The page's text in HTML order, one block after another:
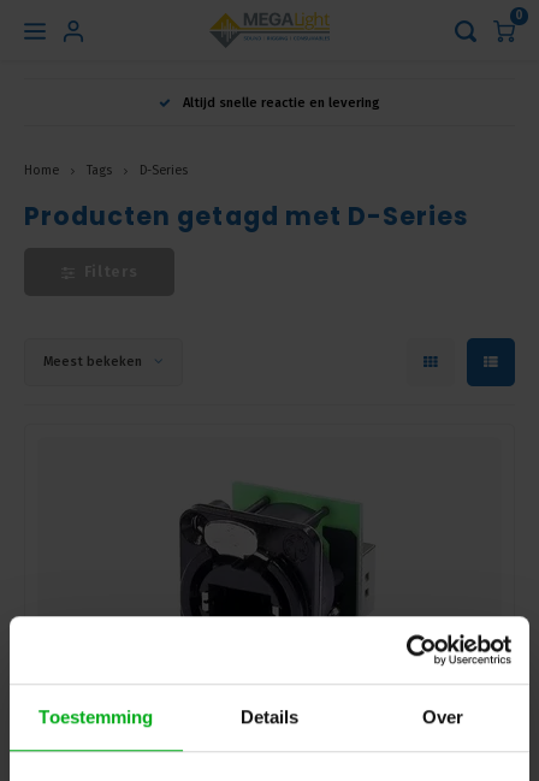
Toestemming Details Over
Hoofdmenu
Nederlands
Français
0
Altijd snelle reactie en levering
Home Tags D-Series
Producten getagd met D-Series
Meest bekeken
Neutrik | NE8FDP-B | etherCON chassis-D RJ45 zwart